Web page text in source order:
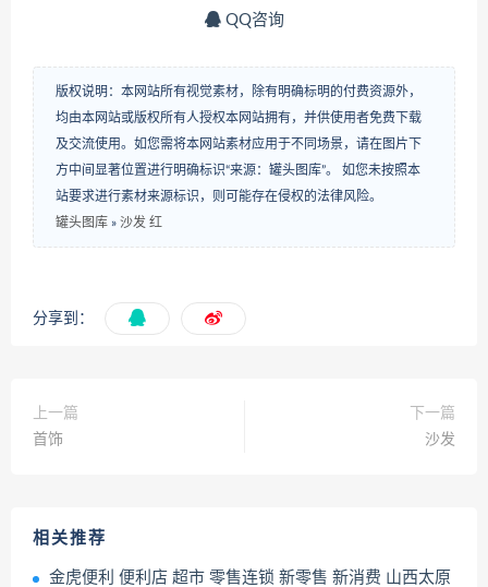
QQ咨询
版权说明：本网站所有视觉素材，除有明确标明的付费资源外，
均由本网站或版权所有人授权本网站拥有，并供使用者免费下载
及交流使用。如您需将本网站素材应用于不同场景，请在图片下
方中间显著位置进行明确标识“来源：罐头图库”。 如您未按照本
站要求进行素材来源标识，则可能存在侵权的法律风险。
罐头图库 » 沙发 红
分享到：
上一篇
首饰
下一篇
沙发
相关推荐
金虎便利 便利店 超市 零售连锁 新零售 新消费 山西太原